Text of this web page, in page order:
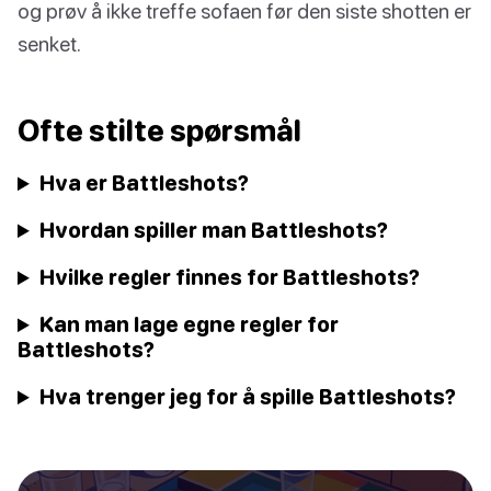
og prøv å ikke treffe sofaen før den siste shotten er
senket.
Ofte stilte spørsmål
Hva er Battleshots?
Hvordan spiller man Battleshots?
Hvilke regler finnes for Battleshots?
Kan man lage egne regler for
Battleshots?
Hva trenger jeg for å spille Battleshots?